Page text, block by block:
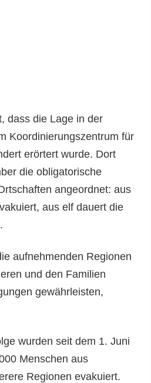
dass die Lage in der
Koordinierungszentrum für
erörtert wurde. Dort
die obligatorische
angeordnet: aus
aus elf dauert die
aufnehmenden Regionen
und den Familien
gewährleisten,
wurden seit dem 1. Juni
Menschen aus
Regionen evakuiert.